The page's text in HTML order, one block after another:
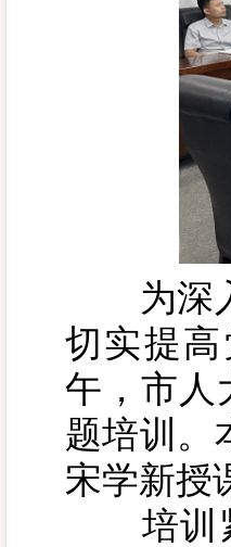
为深入
切实提
午，市人
题培训。
宋学新授
培训紧